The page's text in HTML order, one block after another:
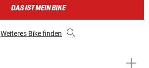
DAS IST MEIN BIKE
Weiteres Bike finden